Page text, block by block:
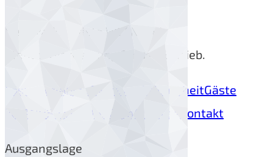
Netzwerke, Gäste WLAN und
Standortvernetzung für den Betrieb.
LösungenAblauf NetzwerksicherheitGäste
WLANHSG Cloud HSG OnPremise Kontakt
Ausgangslage